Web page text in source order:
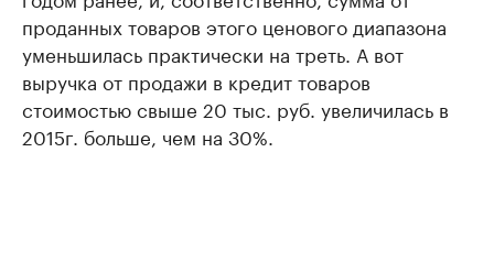
проданных товаров этого ценового диапазона
уменьшилась практически на треть. А вот
выручка от продажи в кредит товаров
стоимостью свыше 20 тыс. руб. увеличилась в
2015г. больше, чем на 30%.